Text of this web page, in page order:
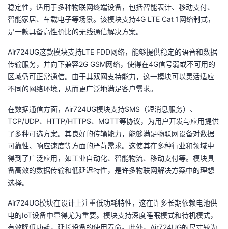
稳定性，适用于多种物联网终端设备，包括智能表计、移动支付、
智能家居、车载电子等场景。该模块支持4G LTE Cat 1网络制式，
是一款具备高性价比的无线通信解决方案。
Air724UG这款模块支持LTE FDD网络，能够提供稳定的语音和数据
传输服务，并向下兼容2G GSM网络，使得在4G信号弱或不可用的
区域仍可正常通信。由于其双网支持能力，这一模块可以灵活适应
不同的网络环境，从而更广泛地满足客户需求。
在数据通信方面，Air724UG模块支持SMS（短消息服务）、
TCP/UDP、HTTP/HTTPS、MQTT等协议，为用户开发与应用提供
了多种可选方案。其良好的传输能力，能够满足物联网设备对数据
可靠性、响应速度等方面的严苛需求。这使其在多种行业和领域中
得到了广泛应用，如工业自动化、智能物流、移动支付等。模块具
备高效的数据传输和低延迟特性，是许多物联网解决方案中的理想
选择。
Air724UG模块在设计上注重低功耗特性，这在许多长期依赖电池供
电的IoT设备中显得尤为重要。模块支持深度睡眠模式和待机模式，
有效降低功耗，延长设备的使用寿命。此外，Air724UG的尺寸较为